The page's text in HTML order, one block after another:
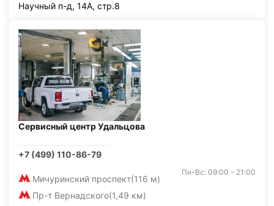
Научный п-д, 14А, стр.8
Сервисный центр Удальцова
+7 (499) 110-86-79
Мичуринский проспект(116 м)
Пр-т Вернадского(1,49 км)
Пн-Вс: 09:00 - 21:00